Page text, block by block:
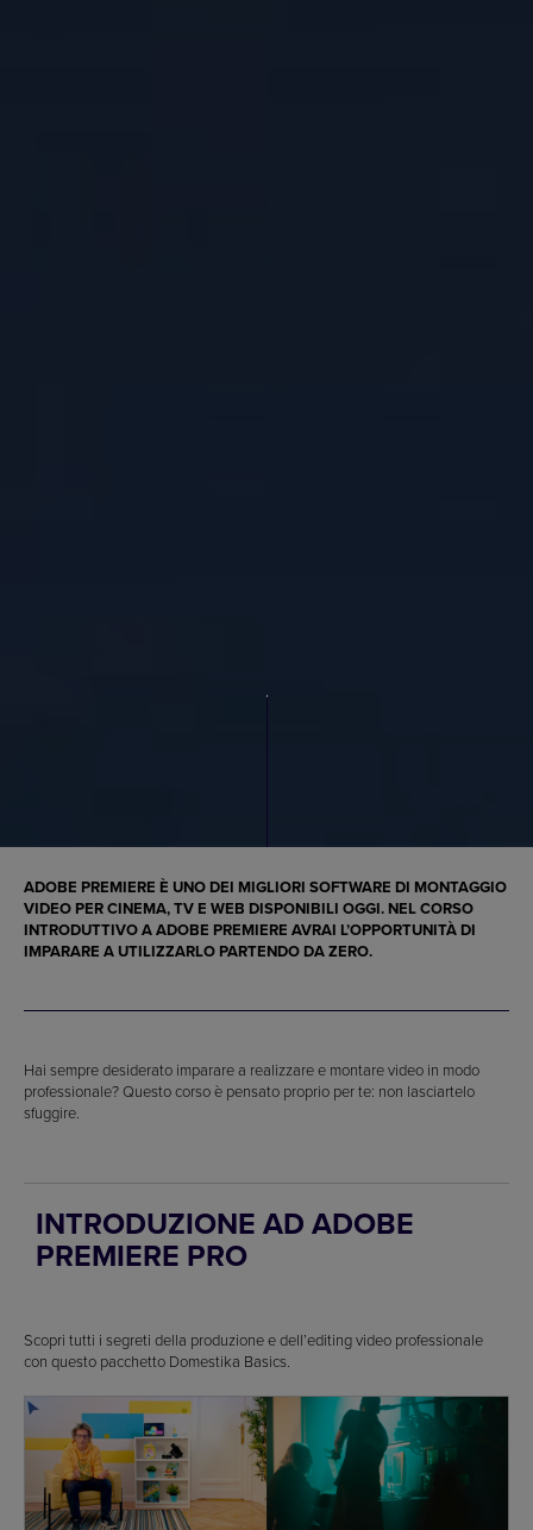
ADOBE PREMIERE È UNO DEI MIGLIORI SOFTWARE DI MONTAGGIO
VIDEO PER CINEMA, TV E WEB DISPONIBILI OGGI. NEL CORSO
INTRODUTTIVO A ADOBE PREMIERE AVRAI L’OPPORTUNITÀ DI
IMPARARE A UTILIZZARLO PARTENDO DA ZERO.
Hai sempre desiderato imparare a realizzare e montare video in modo
professionale? Questo corso è pensato proprio per te: non lasciartelo
sfuggire.
INTRODUZIONE AD ADOBE
PREMIERE PRO
Scopri tutti i segreti della produzione e dell’editing video professionale
con questo pacchetto Domestika Basics.